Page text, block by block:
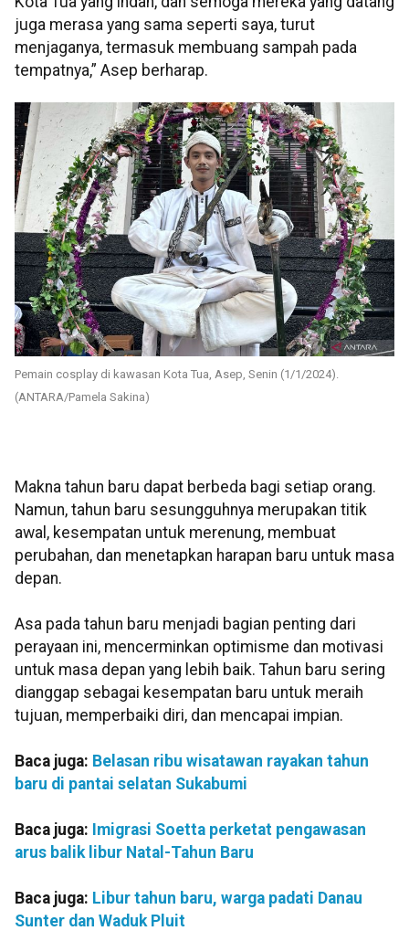
juga merasa yang sama seperti saya, turut
menjaganya, termasuk membuang sampah pada
tempatnya,” Asep berharap.
Pemain cosplay di kawasan Kota Tua, Asep, Senin (1/1/2024).
(ANTARA/Pamela Sakina)
Makna tahun baru dapat berbeda bagi setiap orang.
Namun, tahun baru sesungguhnya merupakan titik
awal, kesempatan untuk merenung, membuat
perubahan, dan menetapkan harapan baru untuk masa
depan.
Asa pada tahun baru menjadi bagian penting dari
perayaan ini, mencerminkan optimisme dan motivasi
untuk masa depan yang lebih baik. Tahun baru sering
dianggap sebagai kesempatan baru untuk meraih
tujuan, memperbaiki diri, dan mencapai impian.
Baca juga: Belasan ribu wisatawan rayakan tahun
baru di pantai selatan Sukabumi
Baca juga: Imigrasi Soetta perketat pengawasan
arus balik libur Natal-Tahun Baru
Baca juga: Libur tahun baru, warga padati Danau
Sunter dan Waduk Pluit